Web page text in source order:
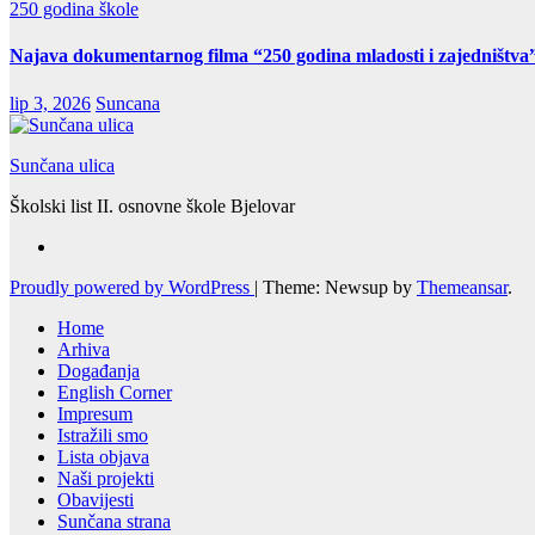
250 godina škole
Najava dokumentarnog filma “250 godina mladosti i
lip 3, 2026 Suncana
Sunčana ulica
Školski list II. osnovne škole Bjelovar
Proudly powered by WordPress | Theme: Newsup by Themeansar.
Home
Arhiva
Događanja
English Corner
Impresum
Istražili smo
Lista objava
Naši projekti
Obavijesti
Sunčana strana